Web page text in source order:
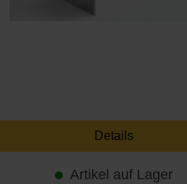
Details
Artikel auf Lager